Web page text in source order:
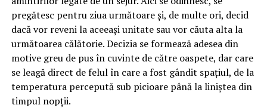
ARTICOLE PE ACEIASI TEMA: PRIMA
URMATORUL
Bustul lui Neagoe Basarab, dezvelit la Oltenita. Initiativa
apartine SMV Ploiesti – Comisarul de Prahova
pregătesc pentru ziua următoare și, de multe ori, decid
dacă vor reveni la aceeași unitate sau vor căuta alta la
următoarea călătorie. Decizia se formează adesea din
motive greu de pus în cuvinte de către oaspete, dar care
se leagă direct de felul în care a fost gândit spațiul, de la
temperatura percepută sub picioare până la liniștea din
timpul nopții.